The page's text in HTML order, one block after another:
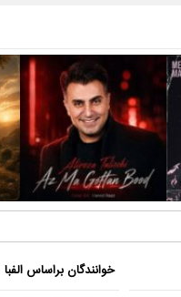
خوانندگان براساس الفبا